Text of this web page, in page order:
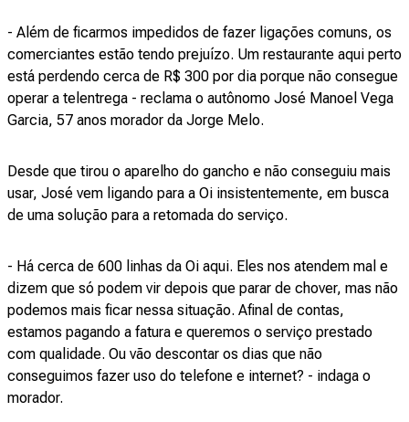
- Além de ficarmos impedidos de fazer ligações comuns, os
comerciantes estão tendo prejuízo. Um restaurante aqui perto
está perdendo cerca de R$ 300 por dia porque não consegue
operar a telentrega - reclama o autônomo José Manoel Vega
Garcia, 57 anos morador da Jorge Melo.
Desde que tirou o aparelho do gancho e não conseguiu mais
usar, José vem ligando para a Oi insistentemente, em busca
de uma solução para a retomada do serviço.
- Há cerca de 600 linhas da Oi aqui. Eles nos atendem mal e
dizem que só podem vir depois que parar de chover, mas não
podemos mais ficar nessa situação. Afinal de contas,
estamos pagando a fatura e queremos o serviço prestado
com qualidade. Ou vão descontar os dias que não
conseguimos fazer uso do telefone e internet? - indaga o
morador.